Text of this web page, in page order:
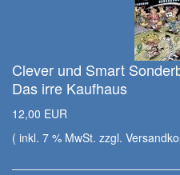
Clever und Smart
Das irre Kaufhaus
12,00 EUR
( inkl. 7 % MwSt. zzgl.